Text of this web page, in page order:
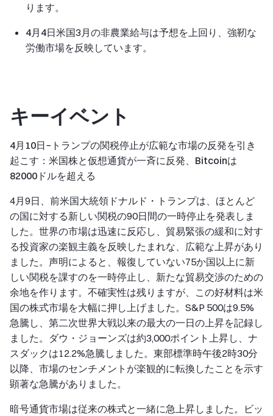
ります。
4月4日米国3月の非農業給与は予想を上回り、強靭な
労働市場を反映しています。
キーイベント
4月10日−トランプの関税停止が広範な市場の反発を引き
起こす：米国株と仮想通貨が一斉に反発、Bitcoinは
82000ドルを超える
4月9日、前米国大統領ドナルド・トランプは、ほとんど
の国に対する新しい関税の90日間の一時停止を発表しま
した。世界の市場は迅速に反応し、貿易緊張の緩和に対す
る投資家の楽観主義を反映したまれな、広範な上昇があり
ました。声明によると、報復していない75か国以上に新
しい関税を課すのを一時停止し、新たな貿易交渉のための
余地を作ります。不確実性は残りますが、この好材料は米
国の株式市場を大幅に押し上げました。S&P 500は9.5%
急騰し、第二次世界大戦以来の最大の一日の上昇を記録し
ました。ダウ・ジョーンズは約3,000ポイント上昇し、ナ
スダックは12.2%急騰しました。東部標準時午後2時30分
以降、市場のセンチメントが楽観的に転換したことを示す
顕著な急騰がありました。
暗号通貨市場は従来の株式と一緒に急上昇しました。ビッ